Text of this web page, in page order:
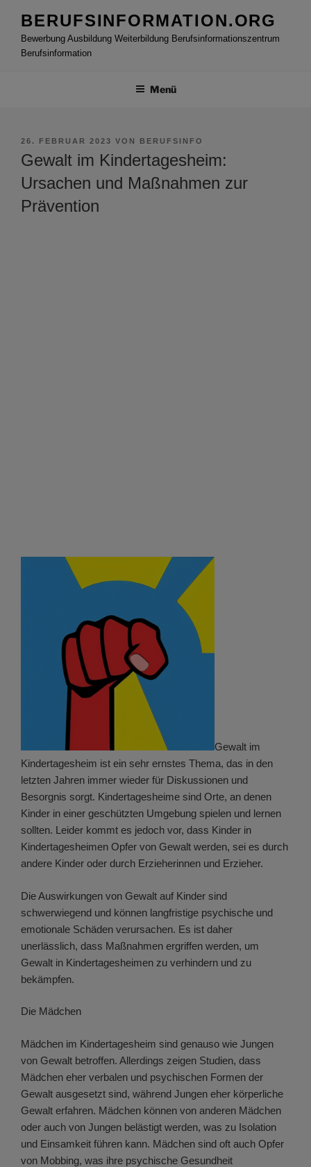
Inhalt
springen
BERUFSINFORMATION.ORG
Bewerbung Ausbildung Weiterbildung Berufsinformationszentrum
Berufsinformation
Menü
VERÖFFENTLICHT
AM
26. FEBRUAR 2023 VON BERUFSINFO
Gewalt im Kindertagesheim:
Ursachen und Maßnahmen zur
Prävention
Gewalt im
Kindertagesheim ist ein sehr ernstes Thema, das in den
letzten Jahren immer wieder für Diskussionen und
Besorgnis sorgt. Kindertagesheime sind Orte, an denen
Kinder in einer geschützten Umgebung spielen und lernen
sollten. Leider kommt es jedoch vor, dass Kinder in
Kindertagesheimen Opfer von Gewalt werden, sei es durch
andere Kinder oder durch Erzieherinnen und Erzieher.
Die Auswirkungen von Gewalt auf Kinder sind
schwerwiegend und können langfristige psychische und
emotionale Schäden verursachen. Es ist daher
unerlässlich, dass Maßnahmen ergriffen werden, um
Gewalt in Kindertagesheimen zu verhindern und zu
bekämpfen.
Die Mädchen
Mädchen im Kindertagesheim sind genauso wie Jungen
von Gewalt betroffen. Allerdings zeigen Studien, dass
Mädchen eher verbalen und psychischen Formen der
Gewalt ausgesetzt sind, während Jungen eher körperliche
Gewalt erfahren. Mädchen können von anderen Mädchen
oder auch von Jungen belästigt werden, was zu Isolation
und Einsamkeit führen kann. Mädchen sind oft auch Opfer
von Mobbing, was ihre psychische Gesundheit